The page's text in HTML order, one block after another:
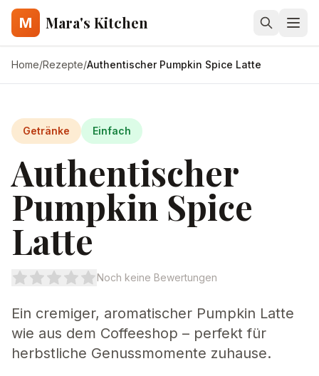
M Mara's Kitchen
Home/Rezepte/Authentischer Pumpkin Spice Latte
Getränke Einfach
Authentischer
Pumpkin Spice
Latte
Noch keine Bewertungen
Ein cremiger, aromatischer Pumpkin Latte
wie aus dem Coffeeshop – perfekt für
herbstliche Genussmomente zuhause.